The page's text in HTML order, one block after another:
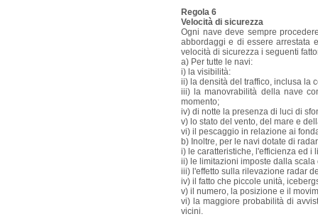
Regola 6
Velocità di sicurezza
Ogni nave deve sempre
abbordaggi e di essere arrestata
velocità di sicurezza i seguenti
a) Per tutte le navi:
i) la visibilità:
ii) la densità del traffico, inclusa la
iii) la manovrabilità della nave
momento;
iv) di notte la presenza di luci di
v) lo stato del vento, del mare e
vi) il pescaggio in relazione ai
b) Inoltre, per le navi dotate di
i) le caratteristiche, l'efficienza ed i
ii) le limitazioni imposte dalla scala
iii) l'effetto sulla rilevazione radar
iv) il fatto che piccole unità,
v) il numero, la posizione e il
vi) la maggiore probabilità di
vicini.